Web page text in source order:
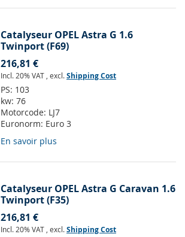
Catalyseur OPEL Astra G 1.6
Twinport (F69)
216,81 €
Incl. 20% VAT , excl.Shipping Cost
PS: 103
kw: 76
Motorcode: LJ7
Euronorm: Euro 3
En savoir plus
Catalyseur OPEL Astra G Caravan 1.6
Twinport (F35)
216,81 €
Incl. 20% VAT , excl.Shipping Cost